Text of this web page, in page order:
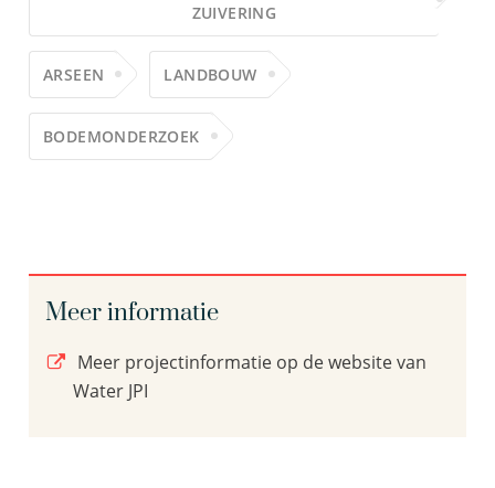
ZUIVERING
ARSEEN LANDBOUW
BODEMONDERZOEK
Meer informatie
Meer projectinformatie op de website van
Water JPI